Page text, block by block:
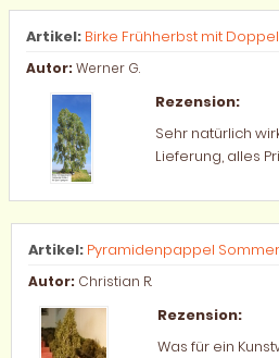
Artikel: Birke Frühherbst mit
Autor: Werner G.
Rezension:
Sehr natürlich
Lieferung, alles
Artikel: Pyramidenpappel Sommer
Autor: Christian R.
Rezension:
Was für ein